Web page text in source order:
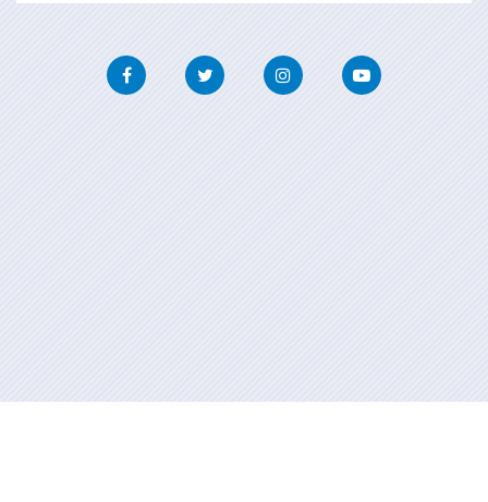
FacebookTwitter InstagramYoutube